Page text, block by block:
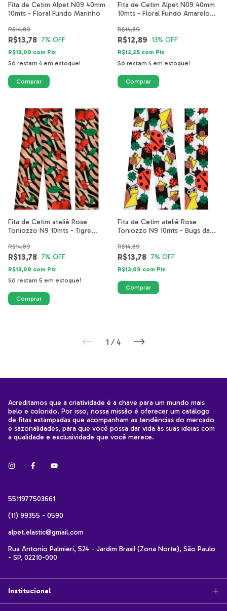
Fita de Cetim Alpet N09 40mm
10mts - Floral Fundo Marinho
R$13,78
R$14,89
7% OFF
R$13,09 com Pix
Só restam 4em estoque!
Fita de Cetim Alpet N09 40mm
10mts - Floral Fundo Amarelo
R$12,89
R$14,89
13% OFF
R$12,25 com Pix
Só restam 4em estoque!
Fita de Cetim ateliê Rose
Toniozzo N9 10mts - Tigre
R$13,78
R$14,89
7% OFF
R$13,09 com Pix
Só restam 5 em estoque!
Fita de Cetim ateliê Rose
Toniozzo N9 10mts - Bugs da
R$13,78
R$14,89
7% OFF
R$13,09 com Pix
1 / 4
Acreditamos que a criatividade é a chave para um mundo mais
belo e colorido. Por isso, nossa missão é oferecer um catálogo
de fitas estampadas que acompanham as tendências do mercado
e sazonalidades, para que você possa dar vida às suas ideias com
a qualidade e exclusividade que você merece.
5511977503661
(11) 99355 - 0590
alpet.elastic@gmail.com
Rua Antonio Palmieri, 524 - Jardim Brasil (Zona Norte), São Paulo
- SP, 02210-000
Institucional